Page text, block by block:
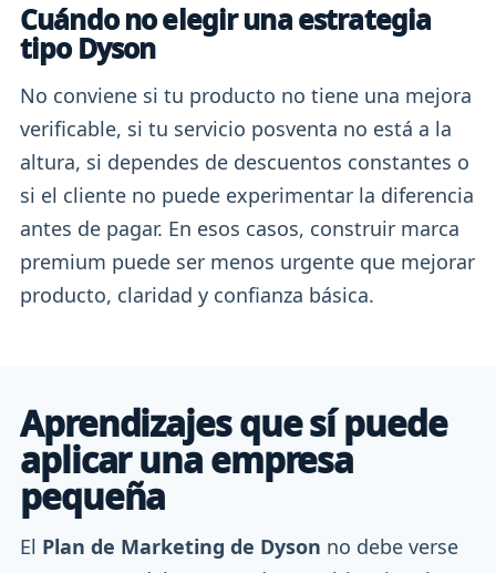
Cuándo no elegir una estrategia
tipo Dyson
No conviene si tu producto no tiene una mejora
verificable, si tu servicio posventa no está a la
altura, si dependes de descuentos constantes o
si el cliente no puede experimentar la diferencia
antes de pagar. En esos casos, construir marca
premium puede ser menos urgente que mejorar
producto, claridad y confianza básica.
Aprendizajes que sí puede
aplicar una empresa
pequeña
El Plan de Marketing de Dyson no debe verse